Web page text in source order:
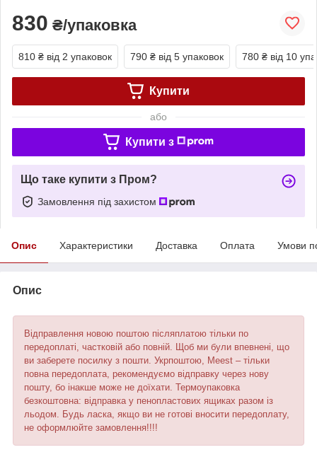
830 ₴/упаковка
810 ₴ від 2 упаковок 790 ₴ від 5 упаковок 780 ₴ від 10
Купити
або
Купити з
Що таке купити з Пром?
Замовлення під захистом
Опис Характеристики Доставка Оплата Умови
Опис
Відправлення новою поштою післяплатою тільки по
передоплаті, частковій або повній. Щоб ми були впевнені, що
ви заберете посилку з пошти. Укрпоштою, Meest – тільки
повна передоплата, рекомендуємо відправку через нову
пошту, бо інакше може не доїхати. Термоупаковка
безкоштовна: відправка у пенопластових ящиках разом із
льодом. Будь ласка, якщо ви не готові вносити передоплату,
не оформлюйте замовлення!!!!